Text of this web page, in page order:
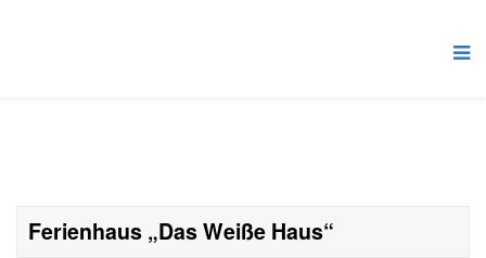
Ferienhaus „Das Weiße Haus“